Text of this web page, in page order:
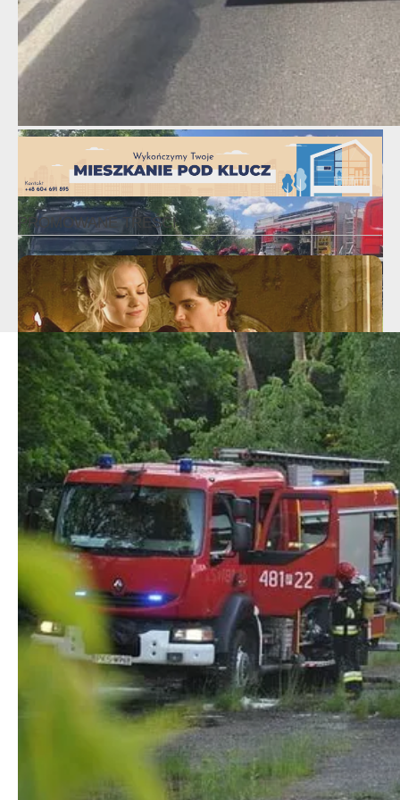
Fot. KP PSP Nowy Tomyśl
Fot. KP PSP Nowy Tomyśl
Fot. KP PSP Nowy Tomyśl